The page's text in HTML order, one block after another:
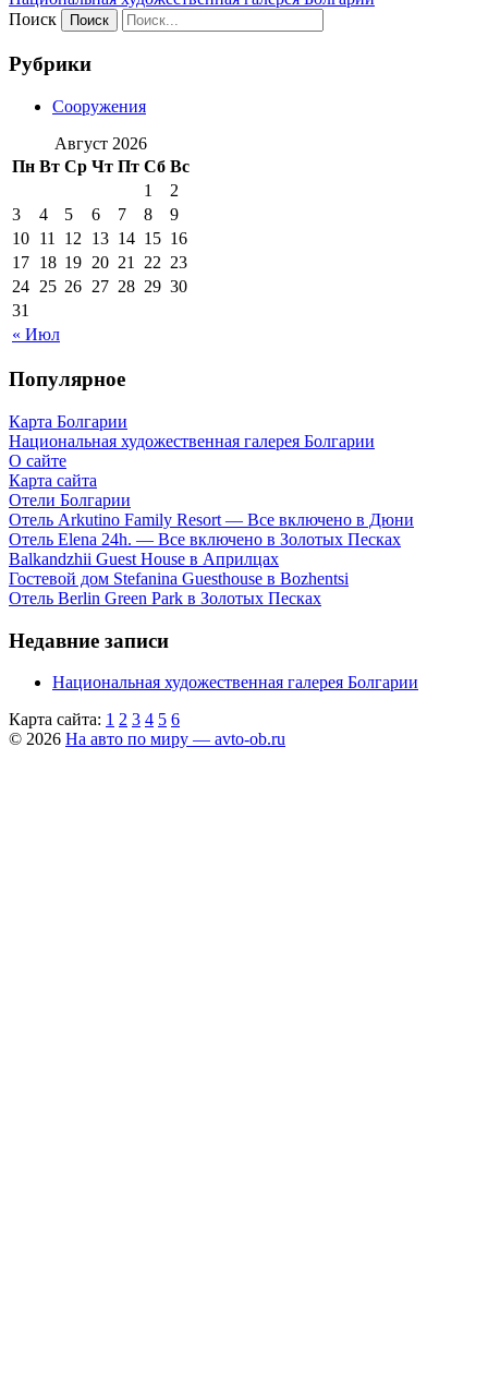
Поиск
Рубрики
Сооружения
Август 2026
Пн Вт Ср Чт Пт Сб Вс
« Июл
1
2
3
4 5 6 7 8
9
10 11 12 13 14 15 16
17 18 19 20 21 22 23
24 25 26 27 28 29 30
31
Популярное
Карта Болгарии
Национальная художественная галерея Болгарии
О сайте
Карта сайта
Отели Болгарии
Отель Arkutino Family Resort — Все включено в Дюни
Отель Elena 24h. — Все включено в Золотых Песках
Balkandzhii Guest House в Априлцах
Гостевой дом Stefanina Guesthouse в Bozhentsi
Отель Berlin Green Park в Золотых Песках
Недавние записи
Национальная художественная галерея Болгарии
Карта сайта: 1 2 3 4 5 6
© 2026 На авто по миру — avto-ob.ru